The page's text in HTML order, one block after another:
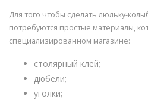
Для того чтобы сделать люльку-
потребуются простые материалы,
специализированном магазине:
столярный клей;
дюбели;
уголки;